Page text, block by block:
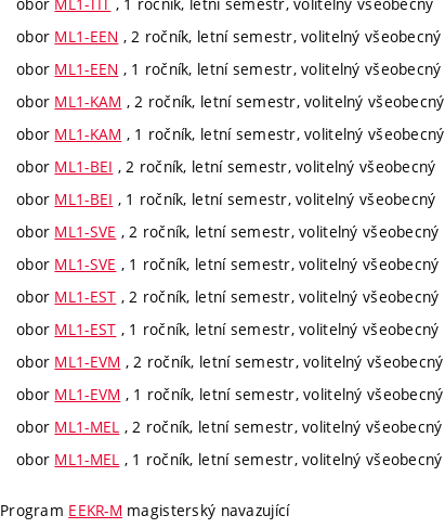
obor ML1-EEN , 2 ročník, letní semestr, volitelný všeobecný
obor ML1-EEN , 1 ročník, letní semestr, volitelný všeobecný
obor ML1-KAM , 2 ročník, letní semestr, volitelný všeobecný
obor ML1-KAM , 1 ročník, letní semestr, volitelný všeobecný
obor ML1-BEI , 2 ročník, letní semestr, volitelný všeobecný
obor ML1-BEI , 1 ročník, letní semestr, volitelný všeobecný
obor ML1-SVE , 2 ročník, letní semestr, volitelný všeobecný
obor ML1-SVE , 1 ročník, letní semestr, volitelný všeobecný
obor ML1-EST , 2 ročník, letní semestr, volitelný všeobecný
obor ML1-EST , 1 ročník, letní semestr, volitelný všeobecný
obor ML1-EVM , 2 ročník, letní semestr, volitelný všeobecný
obor ML1-EVM , 1 ročník, letní semestr, volitelný všeobecný
obor ML1-MEL , 2 ročník, letní semestr, volitelný všeobecný
obor ML1-MEL , 1 ročník, letní semestr, volitelný všeobecný
Program EEKR-M magisterský navazující